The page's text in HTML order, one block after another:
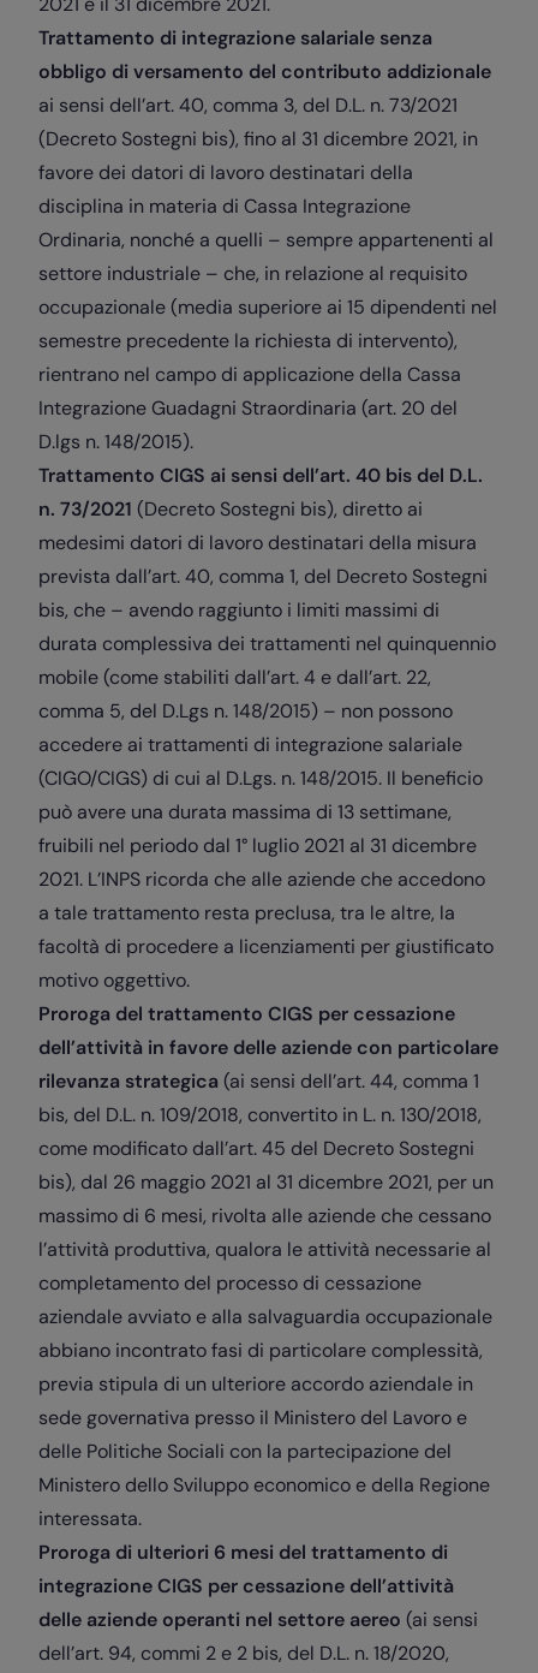
Trattamento di integrazione salariale senza
obbligo di versamento del contributo addizionale
ai sensi dell’art. 40, comma 3, del D.L. n. 73/2021
(Decreto Sostegni bis), fino al 31 dicembre 2021, in
favore dei datori di lavoro destinatari della
disciplina in materia di Cassa Integrazione
Ordinaria, nonché a quelli – sempre appartenenti al
settore industriale – che, in relazione al requisito
occupazionale (media superiore ai 15 dipendenti nel
semestre precedente la richiesta di intervento),
rientrano nel campo di applicazione della Cassa
Integrazione Guadagni Straordinaria (art. 20 del
D.lgs n. 148/2015).
Trattamento CIGS ai sensi dell’art. 40 bis del D.L.
n. 73/2021 (Decreto Sostegni bis), diretto ai
medesimi datori di lavoro destinatari della misura
prevista dall’art. 40, comma 1, del Decreto Sostegni
bis, che – avendo raggiunto i limiti massimi di
durata complessiva dei trattamenti nel quinquennio
mobile (come stabiliti dall’art. 4 e dall’art. 22,
comma 5, del D.Lgs n. 148/2015) – non possono
accedere ai trattamenti di integrazione salariale
(CIGO/CIGS) di cui al D.Lgs. n. 148/2015. Il beneficio
può avere una durata massima di 13 settimane,
fruibili nel periodo dal 1° luglio 2021 al 31 dicembre
2021. L’INPS ricorda che alle aziende che accedono
a tale trattamento resta preclusa, tra le altre, la
facoltà di procedere a licenziamenti per giustificato
motivo oggettivo.
Proroga del trattamento CIGS per cessazione
dell’attività in favore delle aziende con particolare
rilevanza strategica (ai sensi dell’art. 44, comma 1
bis, del D.L. n. 109/2018, convertito in L. n. 130/2018,
come modificato dall’art. 45 del Decreto Sostegni
bis), dal 26 maggio 2021 al 31 dicembre 2021, per un
massimo di 6 mesi, rivolta alle aziende che cessano
l’attività produttiva, qualora le attività necessarie al
completamento del processo di cessazione
aziendale avviato e alla salvaguardia occupazionale
abbiano incontrato fasi di particolare complessità,
previa stipula di un ulteriore accordo aziendale in
sede governativa presso il Ministero del Lavoro e
delle Politiche Sociali con la partecipazione del
Ministero dello Sviluppo economico e della Regione
interessata.
Proroga di ulteriori 6 mesi del trattamento di
integrazione CIGS per cessazione dell’attività
delle aziende operanti nel settore aereo (ai sensi
dell’art. 94, commi 2 e 2 bis, del D.L. n. 18/2020,